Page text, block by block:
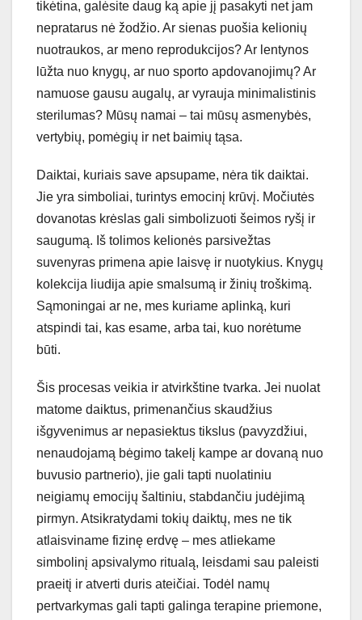
tikėtina, galėsite daug ką apie jį pasakyti net jam
nepratarus nė žodžio. Ar sienas puošia kelionių
nuotraukos, ar meno reprodukcijos? Ar lentynos
lūžta nuo knygų, ar nuo sporto apdovanojimų? Ar
namuose gausu augalų, ar vyrauja minimalistinis
sterilumas? Mūsų namai – tai mūsų asmenybės,
vertybių, pomėgių ir net baimių tąsa.
Daiktai, kuriais save apsupame, nėra tik daiktai.
Jie yra simboliai, turintys emocinį krūvį. Močiutės
dovanotas krėslas gali simbolizuoti šeimos ryšį ir
saugumą. Iš tolimos kelionės parsivežtas
suvenyras primena apie laisvę ir nuotykius. Knygų
kolekcija liudija apie smalsumą ir žinių troškimą.
Sąmoningai ar ne, mes kuriame aplinką, kuri
atspindi tai, kas esame, arba tai, kuo norėtume
būti.
Šis procesas veikia ir atvirkštine tvarka. Jei nuolat
matome daiktus, primenančius skaudžius
išgyvenimus ar nepasiektus tikslus (pavyzdžiui,
nenaudojamą bėgimo takelį kampe ar dovaną nuo
buvusio partnerio), jie gali tapti nuolatiniu
neigiamų emocijų šaltiniu, stabdančiu judėjimą
pirmyn. Atsikratydami tokių daiktų, mes ne tik
atlaisviname fizinę erdvę – mes atliekame
simbolinį apsivalymo ritualą, leisdami sau paleisti
praeitį ir atverti duris ateičiai. Todėl namų
pertvarkymas gali tapti galinga terapine priemone,